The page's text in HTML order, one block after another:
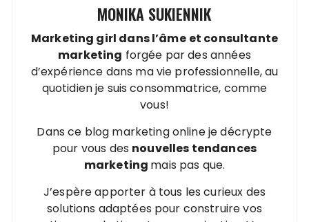
MONIKA SUKIENNIK
Marketing girl dans l’âme et consultante
marketing forgée par des années
d’expérience dans ma vie professionnelle, au
quotidien je suis consommatrice, comme
vous!
Dans ce blog marketing online je décrypte
pour vous des nouvelles tendances
marketing mais pas que.
J’espère apporter à tous les curieux des
solutions adaptées pour construire vos